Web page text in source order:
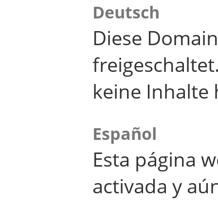
Deutsch
Diese
keine Inhalte
Español
Esta página
activada y